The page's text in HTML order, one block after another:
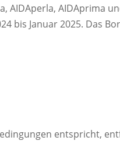
AIDAperla, AIDAprima
bis Januar 2025. Das
entspricht,